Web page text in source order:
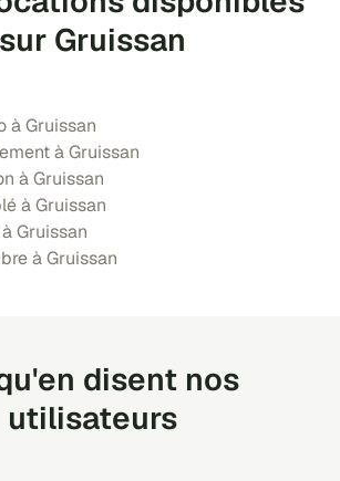
sur Gruissan
à Gruissan
à Gruissan
à Gruissan
à Gruissan
Gruissan
à Gruissan
disent nos
utilisateurs